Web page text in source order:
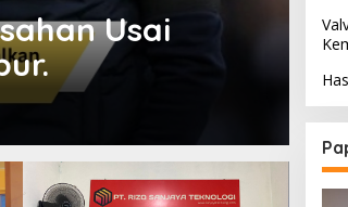
Usai